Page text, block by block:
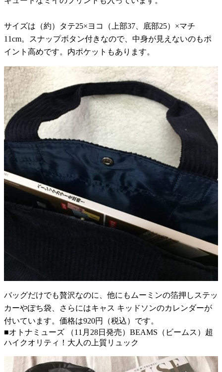
サイズは（約）タテ25×ヨコ（上部37、底部25）×マチ
11cm。スナップボタン付きなので、中身が見えないのもポ
イント高めです。内ポケットもあります。
バッグだけでも贅沢なのに、他にもムーミンの箔押しステッ
カーやぽち袋、さらにはキャス キッドソンのカレンダーが
付いています。価格は920円（税込）です。
■オトナミューズ （11月28日発売）BEAMS（ビームス）超
ハイクオリティ！大人の上質リュック